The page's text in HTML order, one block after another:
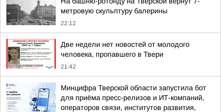
метровую скульптуру балерины
22:12
Две недели нет новостей от молодого
человека, пропавшего в Твери
21:42
Минцифра Тверской области запустила бот
для приёма пресс-релизов и ИТ-компаний,
операторов связи, институтов развития,